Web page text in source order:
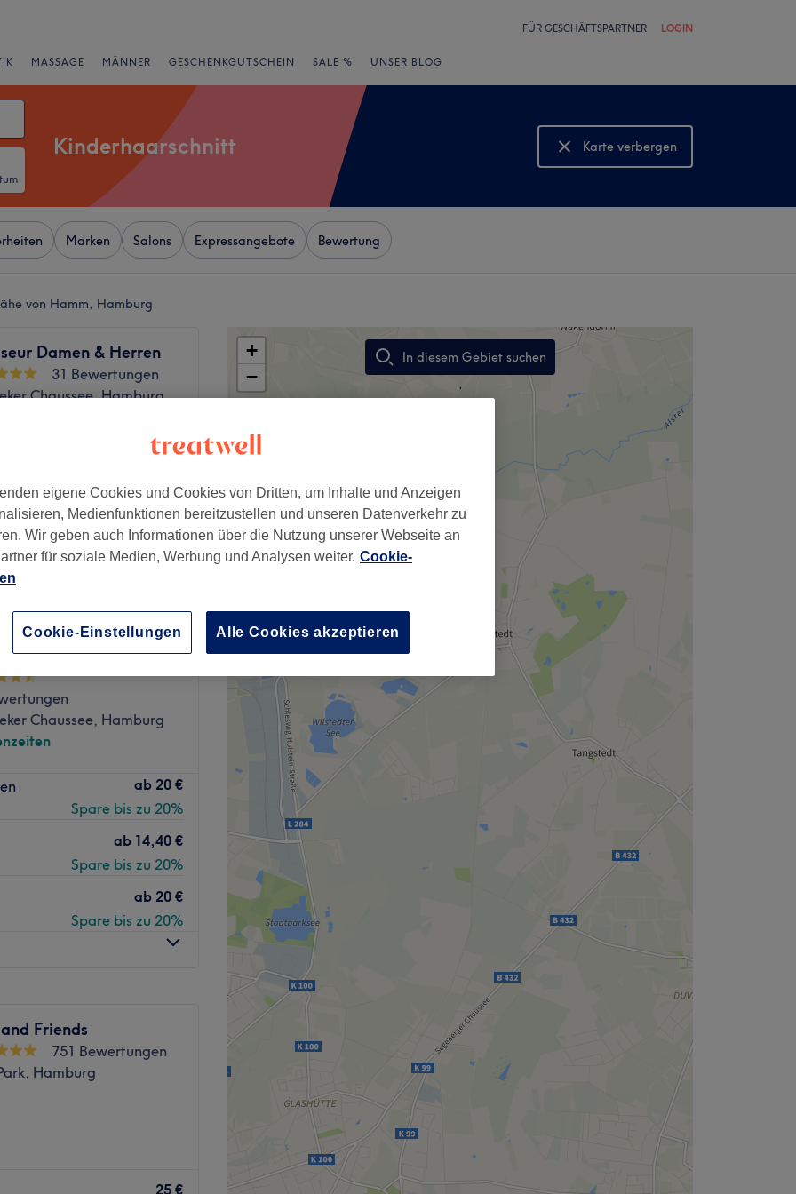
FÜR GESCHÄFTSPARTNER LOGIN
MASSAGE MÄNNER GESCHENKGUTSCHEIN SALE % UNSER BLOG
Kinderhaarschnitt
Karte verbergen
Karte anzeigen
Marken Salons Expressangebote Bewertung
von Hamm, Hamburg
Damen & Herren
31 Bewertungen
Chaussee, Hamburg
22 €
in Hamburg. In diesem
mit
Überzeuge dich
über die
sich der Bahnhof
beraten und die
Neben Deutsch &
mit ihnen sprechen.
erlaubt,
Miss - Friseur &
Chaussee, Hamburg
ab 20 €
Spare bis zu 20%
ab 14,40 €
Spare bis zu 20%
ab 20 €
Spare bis zu 20%
- Friseur &
Wandsbek
Friends
751 Bewertungen
Hamburg
25 €
+
−
In diesem Gebiet suchen
,
eigene Cookies und Cookies von Dritten, um Inhalte und Anzeigen
Medienfunktionen bereitzustellen und unseren Datenverkehr zu
Wir geben auch Informationen über die Nutzung unserer Webseite an
für soziale Medien, Werbung und Analysen weiter. Cookie-
Cookie-Einstellungen Alle Cookies akzeptieren